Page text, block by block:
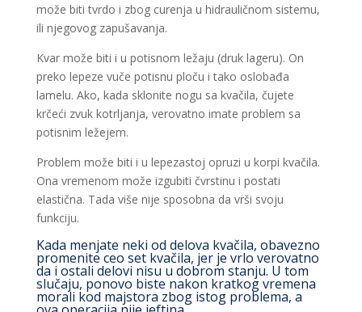
može biti tvrdo i zbog curenja u hidrauličnom sistemu,
ili njegovog zapušavanja.
Kvar može biti i u potisnom ležaju (druk lageru). On
preko lepeze vuče potisnu ploču i tako oslobađa
lamelu. Ako, kada sklonite nogu sa kvačila, čujete
krčeći zvuk kotrljanja, verovatno imate problem sa
potisnim ležejem.
Problem može biti i u lepezastoj opruzi u korpi kvačila.
Ona vremenom može izgubiti čvrstinu i postati
elastična. Tada više nije sposobna da vrši svoju
funkciju.
Kada menjate neki od delova kvačila, obavezno
promenite ceo set kvačila, jer je vrlo verovatno
da i ostali delovi nisu u dobrom stanju. U tom
slučaju, ponovo biste nakon kratkog vremena
morali kod majstora zbog istog problema, a